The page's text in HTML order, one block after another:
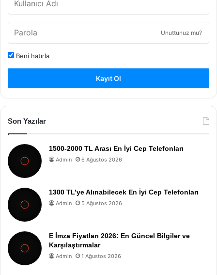
Unuttunuz mu?
Beni hatırla
Kayıt Ol
Son Yazılar
1500-2000 TL Arası En İyi Cep Telefonları
Admin 6 Ağustos 2026
1300 TL’ye Alınabilecek En İyi Cep Telefonları
Admin 5 Ağustos 2026
E İmza Fiyatları 2026: En Güncel Bilgiler ve
Karşılaştırmalar
Admin 1 Ağustos 2026